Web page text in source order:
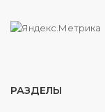
РАЗДЕЛЫ